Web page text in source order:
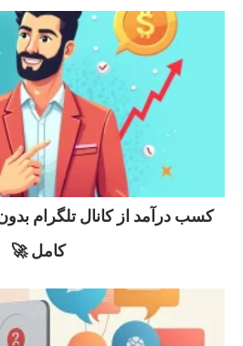
کسب درآمد از کانال تلگرام
کامل 🚀